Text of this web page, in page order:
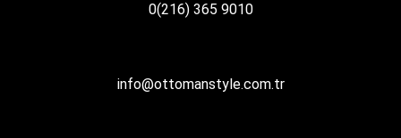
0(216) 365 9010
info@ottomanstyle.com.tr